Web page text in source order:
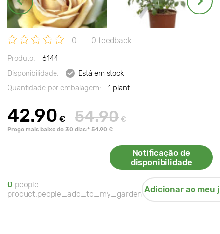
0 0 feedback
Produto:
6144
Disponibilidade:
Está em stock
Quantidade por embalagem:
1 plant.
42.90 € 54.90 €
Preço mais baixo de 30 dias:* 54.90 €
Notificação de
disponibilidade
0 people
product.people_add_to_my_garden Adicionar ao meu